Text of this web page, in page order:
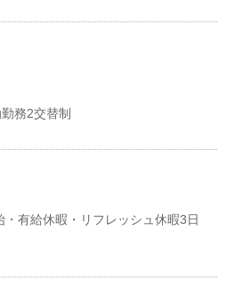
2交替制
有給休暇・リフレッシュ休暇3日